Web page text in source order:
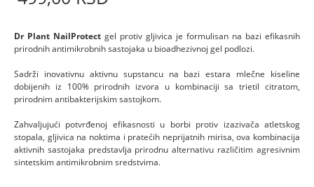
Dr Plant NailProtect gel protiv gljivica je formulisan na bazi efikasnih
prirodnih antimikrobnih sastojaka u bioadhezivnoj gel podlozi.
Sadrži inovativnu aktivnu supstancu na bazi estara mlečne kiseline
dobijenih iz 100% prirodnih izvora u kombinaciji sa trietil citratom,
prirodnim antibakterijskim sastojkom.
Zahvaljujući potvrđenoj efikasnosti u borbi protiv izazivača atletskog
stopala, gljivica na noktima i pratećih neprijatnih mirisa, ova kombinacija
aktivnih sastojaka predstavlja prirodnu alternativu različitim agresivnim
sintetskim antimikrobnim sredstvima.